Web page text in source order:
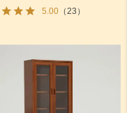
5.00（23）